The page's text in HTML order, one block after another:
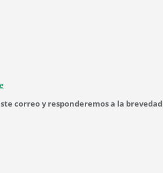
correo y responderemos a la brevedad